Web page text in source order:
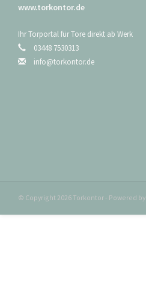
www.torkontor.de
Ihr Torportal für Tore direkt ab Werk
03448 7530313
info@torkontor.de
© Copyright 2026 Torkontor - Powered by